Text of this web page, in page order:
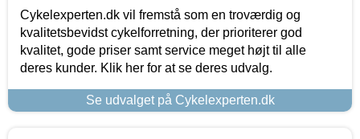
Cykelexperten.dk vil fremstå som en troværdig og
kvalitetsbevidst cykelforretning, der prioriterer god
kvalitet, gode priser samt service meget højt til alle
deres kunder. Klik her for at se deres udvalg.
Se udvalget på Cykelexperten.dk